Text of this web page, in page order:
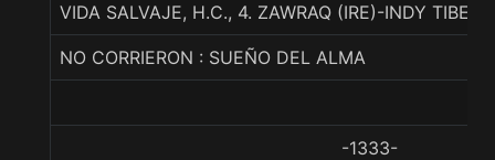
VIDA SALVAJE, H.C., 4. ZAWRAQ (IRE)-INDY
NO CORRIERON : SUEÑO DEL ALMA
-1333-